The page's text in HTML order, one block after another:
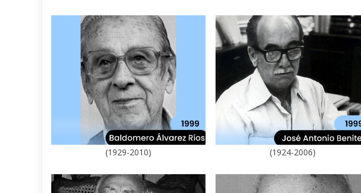
(1929-2010) (1924-2006)